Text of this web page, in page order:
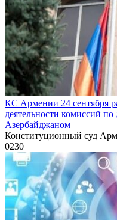
КС Армении 24 сентября
деятельности комиссий
Азербайджаном
Конституционный суд
0230